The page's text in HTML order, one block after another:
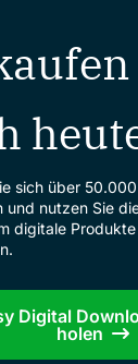
sich über
und nutzen Sie
digitale
Digital
holen